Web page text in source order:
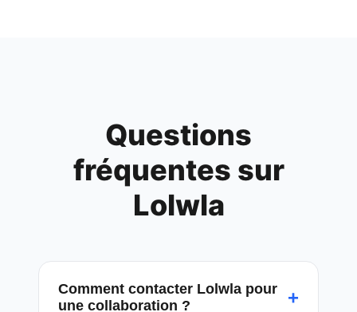
Questions
fréquentes sur
Lolwla
Comment contacter Lolwla pour
une collaboration ?
+